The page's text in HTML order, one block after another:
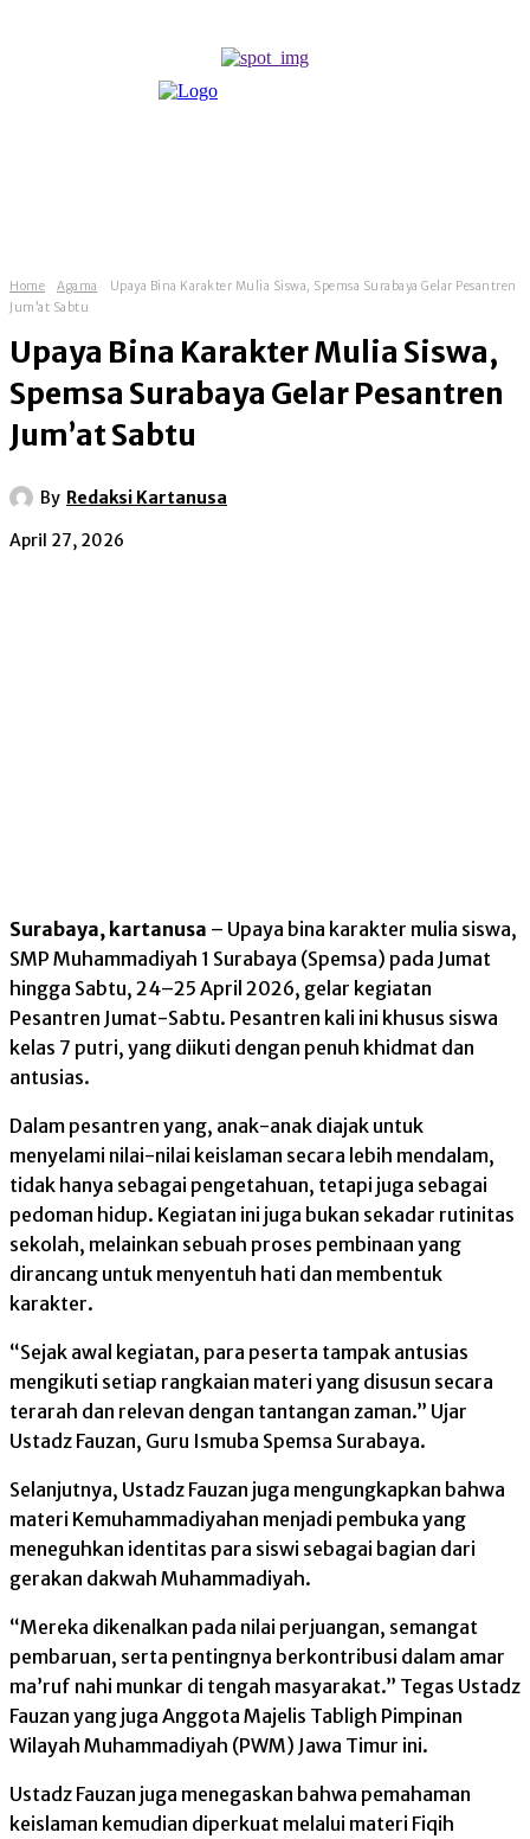
Home Agama
Upaya Bina Karakter Mulia Siswa, Spemsa Surabaya Gelar Pesantren
Jum’at Sabtu
Upaya Bina Karakter Mulia Siswa,
Spemsa Surabaya Gelar Pesantren
Jum’at Sabtu
By Redaksi Kartanusa
April 27, 2026
Surabaya, kartanusa – Upaya bina karakter mulia siswa,
SMP Muhammadiyah 1 Surabaya (Spemsa) pada Jumat
hingga Sabtu, 24–25 April 2026, gelar kegiatan
Pesantren Jumat-Sabtu. Pesantren kali ini khusus siswa
kelas 7 putri, yang diikuti dengan penuh khidmat dan
antusias.
Dalam pesantren yang, anak-anak diajak untuk
menyelami nilai-nilai keislaman secara lebih mendalam,
tidak hanya sebagai pengetahuan, tetapi juga sebagai
pedoman hidup. Kegiatan ini juga bukan sekadar rutinitas
sekolah, melainkan sebuah proses pembinaan yang
dirancang untuk menyentuh hati dan membentuk
karakter.
“Sejak awal kegiatan, para peserta tampak antusias
mengikuti setiap rangkaian materi yang disusun secara
terarah dan relevan dengan tantangan zaman.” Ujar
Ustadz Fauzan, Guru Ismuba Spemsa Surabaya.
Selanjutnya, Ustadz Fauzan juga mengungkapkan bahwa
materi Kemuhammadiyahan menjadi pembuka yang
meneguhkan identitas para siswi sebagai bagian dari
gerakan dakwah Muhammadiyah.
“Mereka dikenalkan pada nilai perjuangan, semangat
pembaruan, serta pentingnya berkontribusi dalam amar
ma’ruf nahi munkar di tengah masyarakat.” Tegas Ustadz
Fauzan yang juga Anggota Majelis Tabligh Pimpinan
Wilayah Muhammadiyah (PWM) Jawa Timur ini.
Ustadz Fauzan juga menegaskan bahwa pemahaman
keislaman kemudian diperkuat melalui materi Fiqih